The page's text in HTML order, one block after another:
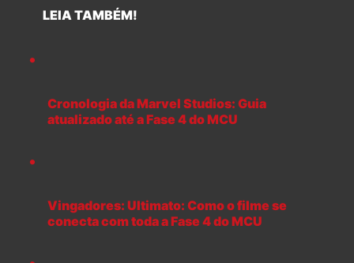
LEIA TAMBÉM!
Cronologia da Marvel Studios: Guia
atualizado até a Fase 4 do MCU
Vingadores: Ultimato: Como o filme se
conecta com toda a Fase 4 do MCU